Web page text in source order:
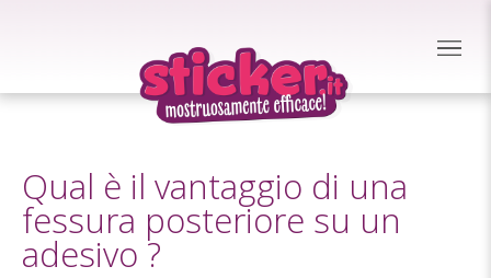
Qual è il vantaggio di una
fessura posteriore su un
adesivo ?